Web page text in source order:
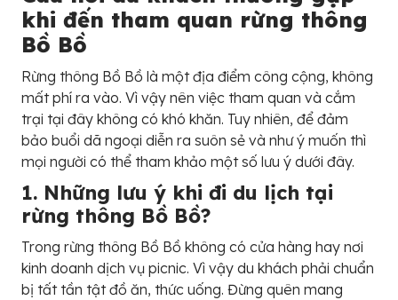
khi đến tham quan rừng thông
Bồ Bồ
Rừng thông Bồ Bồ là một địa điểm công cộng, không
mất phí ra vào. Vì vậy nên việc tham quan và cắm
trại tại đây không có khó khăn. Tuy nhiên, để đảm
bảo buổi dã ngoại diễn ra suôn sẻ và như ý muốn thì
mọi người có thể tham khảo một số lưu ý dưới đây.
1. Những lưu ý khi đi du lịch tại
rừng thông Bồ Bồ?
Trong rừng thông Bồ Bồ không có cửa hàng hay nơi
kinh doanh dịch vụ picnic. Vì vậy du khách phải chuẩn
bị tất tần tật đồ ăn, thức uống. Đừng quên mang